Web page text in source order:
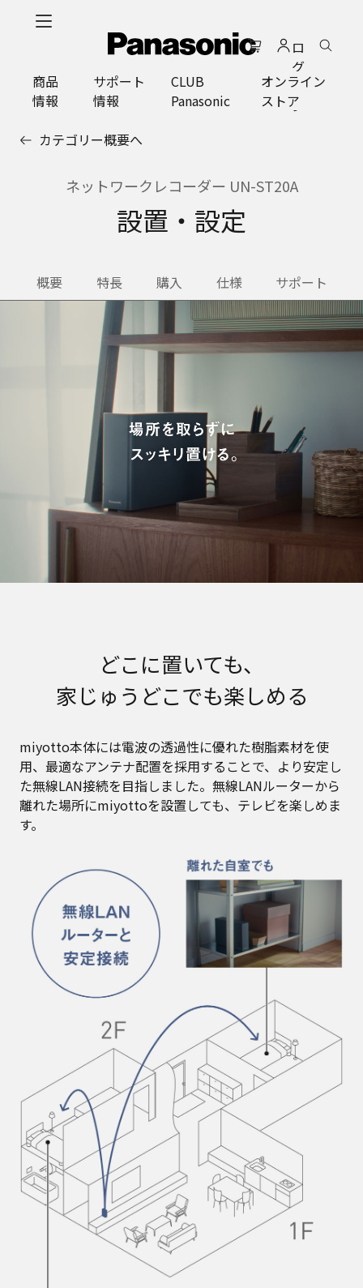
ロ
グ
イ
ン
商品
情報
サポート
情報
CLUB
Panasonic
オンライン
ストア
カテゴリー概要へ
ネットワークレコーダー UN-ST20A
設置・設定
概要 特長 購入 仕様 サポート
どこに置いても、
家じゅうどこでも楽しめる
miyotto本体には電波の透過性に優れた樹脂素材を使
用、最適なアンテナ配置を採用することで、より安定し
た無線LAN接続を目指しました。無線LANルーターから
離れた場所にmiyottoを設置しても、テレビを楽しめま
す。